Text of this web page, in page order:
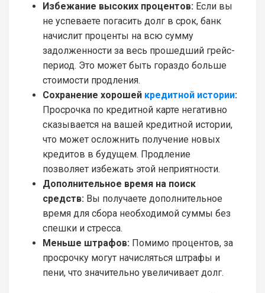
Избежание высоких процентов: Если вы
не успеваете погасить долг в срок, банк
начислит проценты на всю сумму
задолженности за весь прошедший грейс-
период. Это может быть гораздо больше
стоимости продления.
Сохранение хорошей кредитной истории:
Просрочка по кредитной карте негативно
сказывается на вашей кредитной истории,
что может осложнить получение новых
кредитов в будущем. Продление
позволяет избежать этой неприятности.
Дополнительное время на поиск
средств: Вы получаете дополнительное
время для сбора необходимой суммы без
спешки и стресса.
Меньше штрафов: Помимо процентов, за
просрочку могут начисляться штрафы и
пени, что значительно увеличивает долг.